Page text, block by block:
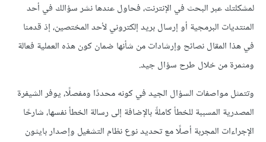
لمشكلتك عبر البحث في الإنترنت، فحاول عندها نشر سؤالك في أحد
المنتديات البرمجية أو إرسال بريد إلكتروني لأحد المختصين، إذ قدمنا
في هذا المقال نصائح وإرشادات من شأنها ضمان كون هذه العملية فعالة
ومثمرة من خلال طرح سؤال جيد.
وتتمثل مواصفات السؤال الجيد في كونه محددًا ومفصلًا، يوفر الشيفرة
المصدرية المسببة للخطأ كاملةً بالإضافة إلى رسالة الخطأ نفسها، شارحًا
الإجراءات المجربة أصلًا مع تحديد نوع نظام التشغيل وإصدار بايثون